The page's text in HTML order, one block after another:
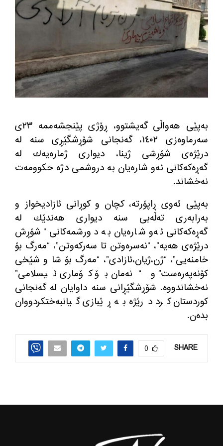
به‌پێی هه‌واڵی گه‌یشتوو، ڕۆژی پێنجشه‌ممه‌ ٢٣ی
سه‌رماوه‌زی ١٤٠٢، گه‌نجانی شۆڕشگێڕی سنه‌ له‌
درێژه‌ی شۆڕشی ژینا، دیواری ژماره‌یه‌ك له‌
گه‌ڕه‌كه‌كانی ئه‌و شاره‌یان به‌ دروشمی دژه‌ حكوومه‌ت
نه‌خشاند.
به‌پێی ئه‌وی ڕاپۆرته‌، كچان و كوڕانی ئازادیخواز و
به‌رابه‌ری ته‌ڵه‌بی سنه‌ دیواری هه‌ندێك له‌
گه‌ڕه‌كه‌كانی ئه‌و شاره‌یان به‌ دورشمه‌كانی “شۆڕش
درێژه‌ی هه‌یه‌”، “نه‌سره‌وتن تا سه‌ركه‌وتن”، “مه‌رگ بۆ
خامنه‌یی”، “ژن،ژیان،ئازادی”، “مه‌رگ بۆ شا و شێخی
كۆنه‌په‌ره‌ست” و “نه‌مان بۆ كۆماری ئیسلامی”
نه‌خشاندووه‌. شۆڕشگێڕانی سنه‌ داوایان له‌ گه‌نجانی
كوردستان كرد درێژه‌ به‌ ڕێبازی گیانبه‌ختكردووان
بده‌ن.
SHARE
0